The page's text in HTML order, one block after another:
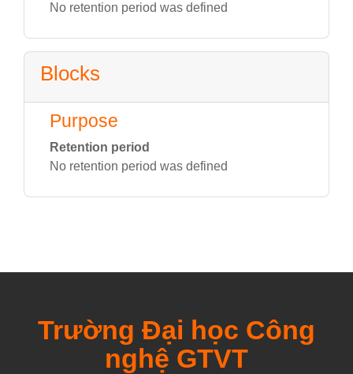
No retention period was defined
Blocks
Purpose
Retention period
No retention period was defined
Trường Đại học Công
nghệ GTVT